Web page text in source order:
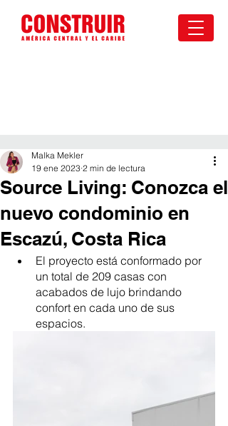
Source Living: Conozca el
nuevo condominio en
Escazú, Costa Rica
Malka Mekler
19 ene 2023 2 min de lectura
El proyecto está conformado por
un total de 209 casas con
acabados de lujo brindando
confort en cada uno de sus
espacios.